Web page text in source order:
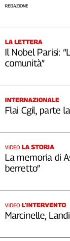
Contatti
redazione
REDAZIONE
LA LETTERA
Il Nobel Parisi:
comunità”
INTERNAZIONALE
Flai Cgil, parte
VIDEO LA STORIA
La memoria di
berretto”
VIDEO L’INTERVENTO
Marcinelle,